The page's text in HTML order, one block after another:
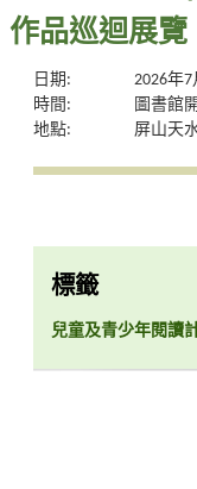
作品巡迴展覽
日期:
2026年
時間:
圖書館
地點:
屏山天
標籤
兒童及青少年閱讀